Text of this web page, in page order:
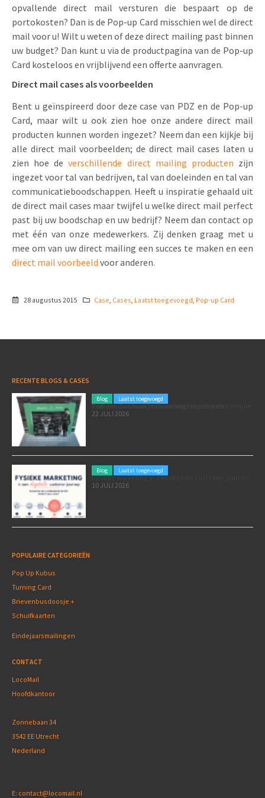
opvallende direct mail versturen die bespaart op de
portokosten? Dan is de Pop-up Card misschien wel de direct
mail voor u! Wilt u weten of deze direct mailing past binnen
uw budget? Dan kunt u via de productpagina van de Pop-up
Card kosteloos en vrijblijvend een offerte aanvragen.
Direct mail cases als voorbeelden
Bent u geïnspireerd door deze case van PDZ en de Pop-up
Card, maar wilt u ook zien hoe onze andere direct mail
producten kunnen worden ingezet? Neem dan een kijkje bij
alle direct mail voorbeelden; de direct mail cases laten u
zien hoe deverschillende direct mailing producten zijn
ingezet voor tal van bedrijven, tal van doeleinden en tal van
communicatieboodschappen. Heeft u inspiratie gehaald uit
de direct mail cases maar twijfel u welke direct mail perfect
past bij uw boodschap en uw bedrijf? Neem dan contact op
met één van onze medewerkers. Zij denken graag met u
mee om van uw direct mailing een succes te maken en een
direct mail voorbeeld voor anderen.
28 augustus 2015 Case, Cases, Laatst toegevoegd, Pop-up Card
RECENTE BLOGS & CASES
Blog Laatst toegevoegd
Poleposition voor je marketing: zó zet je de Formule 1 GP van Zandvoort in als marketingmoment
22 JULI 2026
Blog Laatst toegevoegd
Fysieke marketing in een digitale customer journey
10 JULI 2026
POPULAIRE CATEGORIEËN
Pop Up Kubus
Turning Card
Brievenbusdoosje +
Schuifkaarten
Eindejaarsmailingen
CONTACT
LocoMail
Hoofdkantoor
Zonnebaan 34
3542 EE Utrecht
Nederland
E: contact@locomail.nl